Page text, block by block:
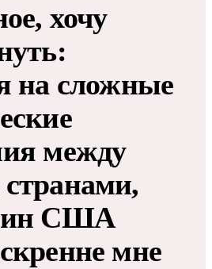
хочу
на сложные
между
США
мне